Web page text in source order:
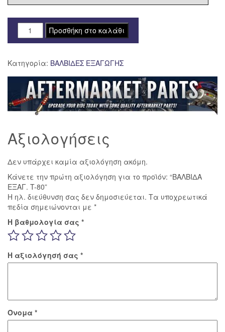
ΒΑΛΒΙΔΑ
ΕΞΑΓ.
80
ποσότητα
Προσθήκη στο καλάθι
Κατηγορία: ΒΑΛΒΙΔΕΣ ΕΞΑΓΩΓΗΣ
Αξιολογήσεις
Δεν υπάρχει καμία αξιολόγηση ακόμη.
Κάνετε την πρώτη αξιολόγηση για το προϊόν: “ΒΑΛΒΙΔΑ
ΕΞΑΓ. T-80”
Η ηλ. διεύθυνση σας δεν δημοσιεύεται. Τα υποχρεωτικά
πεδία σημειώνονται με *
Η βαθμολογία σας *
Η αξιολόγησή σας *
Όνομα *